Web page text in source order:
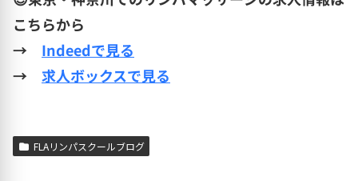
こちらから
→ Indeedで見る
→ 求人ボックスで見る
FLAリンパスクールブログ